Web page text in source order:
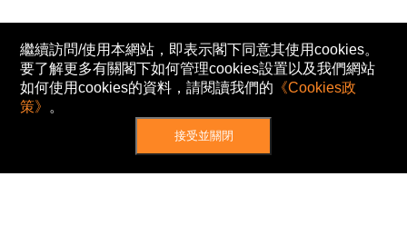
繼續訪問/使用本網站，即表示閣下同意其使用cookies。
要了解更多有關閣下如何管理cookies設置以及我們網站
如何使用cookies的資料，請閱讀我們的 《Cookies政
策》 。
接受並關閉